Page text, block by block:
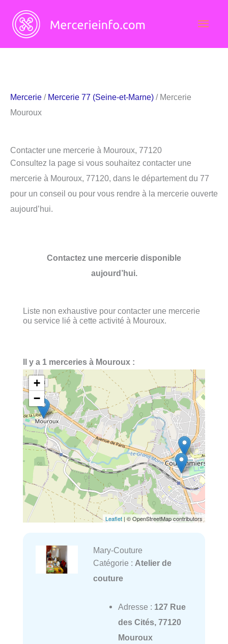
contenu
Mercerie / Mercerie 77 (Seine-et-Marne) / Mercerie
Mouroux
Contacter une mercerie à Mouroux, 77120
Consultez la page si vous souhaitez contacter une
mercerie à Mouroux, 77120, dans le département du 77
pour un conseil ou pour vous rendre à la mercerie ouverte
aujourd’hui.
Contactez une mercerie disponible
aujourd’hui.
Liste non exhaustive pour contacter une mercerie
ou service lié à cette activité à Mouroux.
Il y a 1 merceries à Mouroux :
+
−
Leaflet | © OpenStreetMap contributors
Mary-Couture
Catégorie : Atelier de
couture
Adresse : 127 Rue
des Cités, 77120
Mouroux